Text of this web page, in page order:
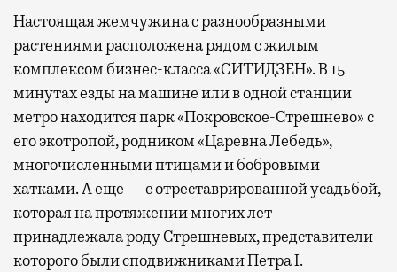
Настоящая жемчужина с разнообразными
растениями расположена рядом с жилым
комплексом бизнес-класса «СИТИДЗЕН». В 15
минутах езды на машине или в одной станции
метро находится парк «Покровское-Стрешнево» с
его экотропой, родником «Царевна Лебедь»,
многочисленными птицами и бобровыми
хатками. А еще — с отреставрированной усадьбой,
которая на протяжении многих лет
принадлежала роду Стрешневых, представители
которого были сподвижниками Петра I.